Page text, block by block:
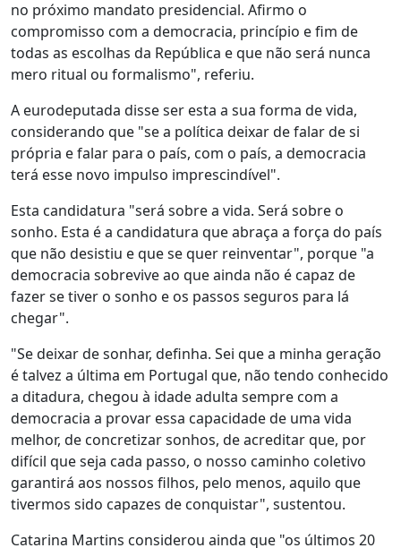
no próximo mandato presidencial. Afirmo o
compromisso com a democracia, princípio e fim de
todas as escolhas da República e que não será nunca
mero ritual ou formalismo", referiu.
A eurodeputada disse ser esta a sua forma de vida,
considerando que "se a política deixar de falar de si
própria e falar para o país, com o país, a democracia
terá esse novo impulso imprescindível".
Esta candidatura "será sobre a vida. Será sobre o
sonho. Esta é a candidatura que abraça a força do país
que não desistiu e que se quer reinventar", porque "a
democracia sobrevive ao que ainda não é capaz de
fazer se tiver o sonho e os passos seguros para lá
chegar".
"Se deixar de sonhar, definha. Sei que a minha geração
é talvez a última em Portugal que, não tendo conhecido
a ditadura, chegou à idade adulta sempre com a
democracia a provar essa capacidade de uma vida
melhor, de concretizar sonhos, de acreditar que, por
difícil que seja cada passo, o nosso caminho coletivo
garantirá aos nossos filhos, pelo menos, aquilo que
tivermos sido capazes de conquistar", sustentou.
Catarina Martins considerou ainda que "os últimos 20